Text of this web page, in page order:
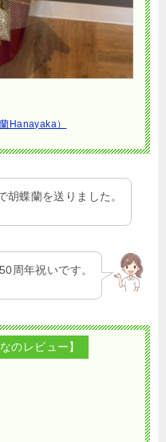
Hanayaka）
胡蝶蘭を送りました。
周年祝いです。
のレビュー】